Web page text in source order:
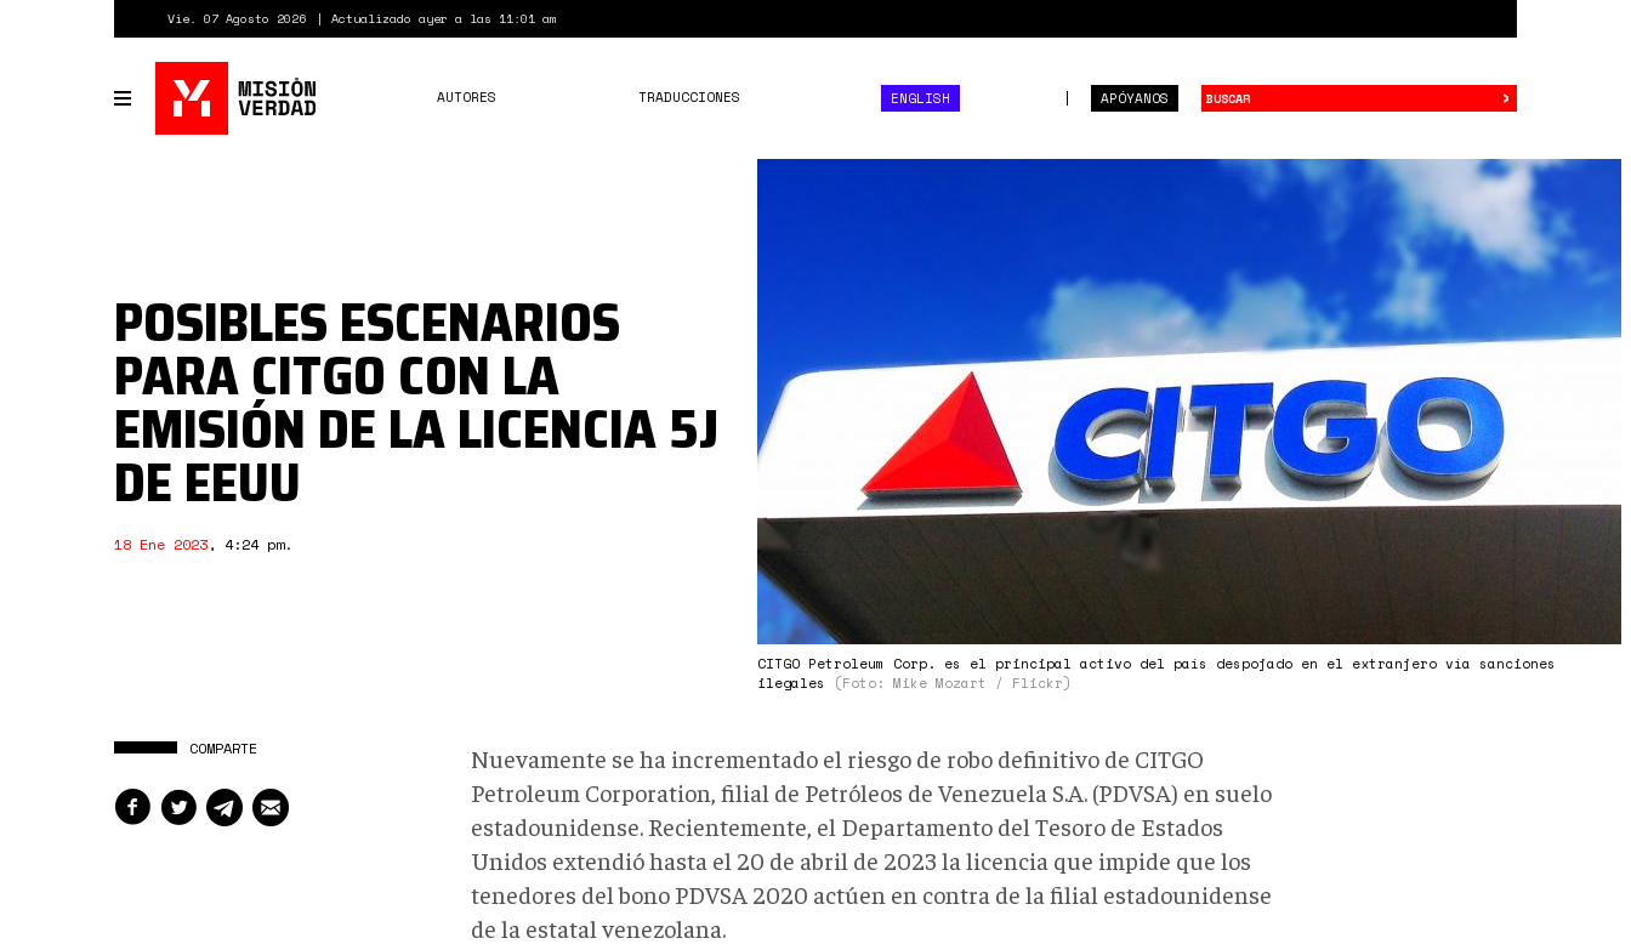
Vie. 07 Agosto 2026 Actualizado ayer a las 11:01 am
Toggle
navigation
APÓYANOS
AUTORES TRADUCCIONES ENGLISH ›
CITGO Petroleum Corp. es el principal activo del país despojado en el extranjero vía sanciones
ilegales
(Foto: Mike Mozart / Flickr)
POSIBLES ESCENARIOS
PARA CITGO CON LA
EMISIÓN DE LA LICENCIA 5J
DE EEUU
18 Ene 2023, 4:24 pm.
COMPARTE
Nuevamente se ha incrementado el riesgo de robo definitivo de CITGO
Petroleum Corporation, filial de Petróleos de Venezuela S.A. (PDVSA) en suelo
estadounidense. Recientemente, el Departamento del Tesoro de Estados
Unidos extendió hasta el 20 de abril de 2023 la licencia que impide que los
tenedores del bono PDVSA 2020 actúen en contra de la filial estadounidense
de la estatal venezolana.